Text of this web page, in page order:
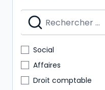
Social
Affaires
Droit comptable